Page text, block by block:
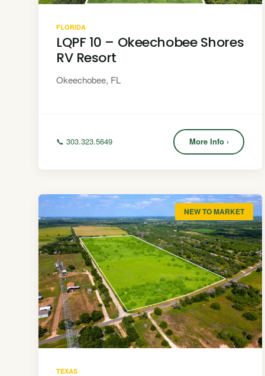
FLORIDA
LQPF 10 – Okeechobee Shores
RV Resort
Okeechobee, FL
📞 303.323.5649 More Info ›
NEW TO MARKET
TEXAS